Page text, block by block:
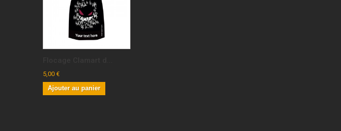
5,00 €
Ajouter au panier